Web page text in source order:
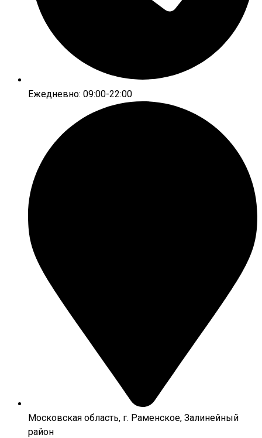
Ежедневно: 09:00-22:00
Московская область, г. Раменское, Залинейный
район